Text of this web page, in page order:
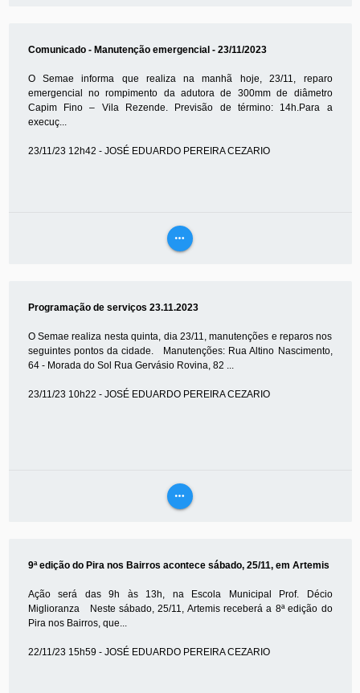
Comunicado - Manutenção emergencial - 23/11/2023
O Semae informa que realiza na manhã hoje, 23/11, reparo
emergencial no rompimento da adutora de 300mm de diâmetro
Capim Fino – Vila Rezende. Previsão de término: 14h.Para a
execuç...
23/11/23 12h42 - JOSÉ EDUARDO PEREIRA CEZARIO
more_horiz
Programação de serviços 23.11.2023
O Semae realiza nesta quinta, dia 23/11, manutenções e reparos nos
seguintes pontos da cidade. Manutenções: Rua Altino Nascimento,
64 - Morada do Sol Rua Gervásio Rovina, 82 ...
23/11/23 10h22 - JOSÉ EDUARDO PEREIRA CEZARIO
more_horiz
9ª edição do Pira nos Bairros acontece sábado, 25/11, em Artemis
Ação será das 9h às 13h, na Escola Municipal Prof. Décio
Miglioranza Neste sábado, 25/11, Artemis receberá a 8ª edição do
Pira nos Bairros, que...
22/11/23 15h59 - JOSÉ EDUARDO PEREIRA CEZARIO